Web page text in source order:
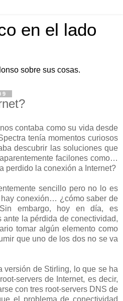
en el lado
sobre sus cosas.
nos contaba como su vida desde
tenía momentos curiosos
descubrir las soluciones que
facilones como…
perdido la conexión a Internet?
sencillo pero no lo es
conexión… ¿cómo saber de
embargo, hoy en día, es
ante la pérdida de conectividad,
tomar algún elemento como
que uno de los dos no se va
versión de Stirling, lo que se ha
servers de Internet, es decir,
con tres root-servers DNS de
el problema de conectividad